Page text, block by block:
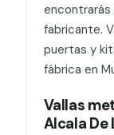
fabricante.
puertas y
fábrica en
Vallas
Alcala De